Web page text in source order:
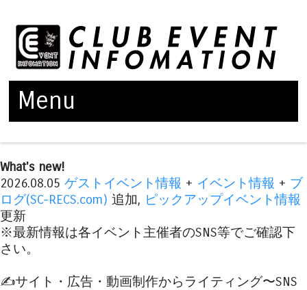
Menu
What's new!
2026.08.05 ゲストイベント情報 + イベント情報 + ブ
ログ(SC-RECS.com) 追加, ピックアップイベント情報
更新
※最新情報は各イベント主催者のSNS等でご確認下
さい。
✍️サイト・広告・動画制作からライティング〜SNS